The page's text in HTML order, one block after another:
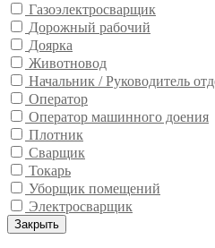
Газоэлектросварщик
Дорожный рабочий
Доярка
Животновод
Начальник / Руководитель
Оператор
Оператор машинного доения
Плотник
Сварщик
Токарь
Уборщик помещений
Электросварщик
Закрыть